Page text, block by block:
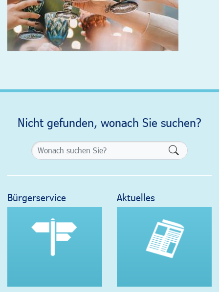
Nicht gefunden, wonach Sie suchen?
Bürgerservice Aktuelles